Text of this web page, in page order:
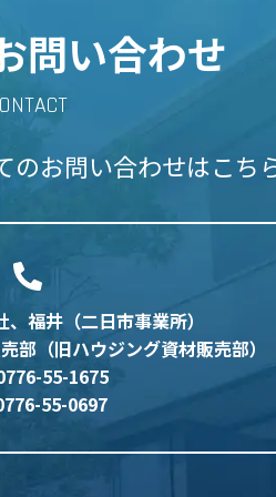
問い合わせ
のお問い合わせはこち
福井（二日市事業所）
（旧ハウジング資材販売部）
55-1675
55-0697